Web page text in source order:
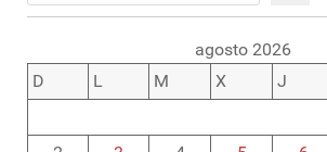
agosto 2026
D
L M X J